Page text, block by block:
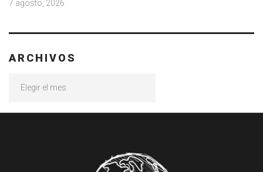
7 agosto, 2026
ARCHIVOS